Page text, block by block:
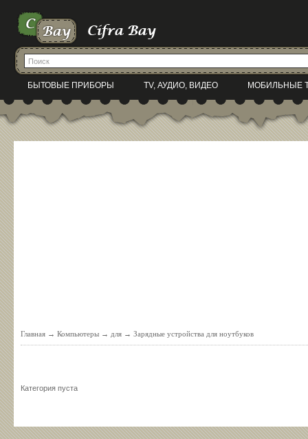
БЫТОВЫЕ ПРИБОРЫ TV, АУДИО, ВИДЕО МОБИЛЬНЫЕ
Главная → Компьютеры → для → Зарядные устройства для ноутбуков
Категория пуста